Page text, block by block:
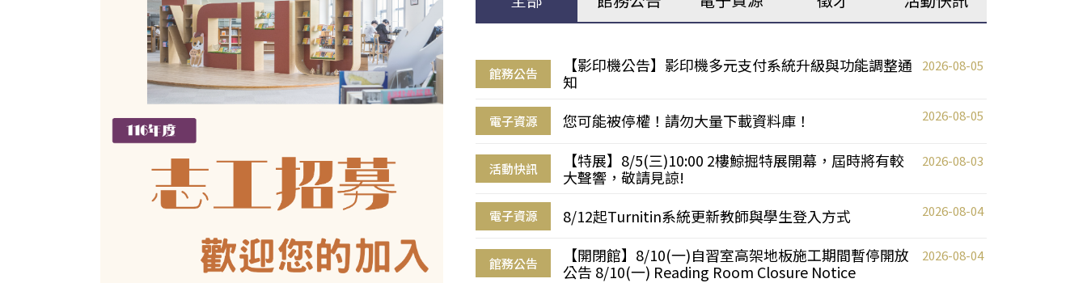
館務公告
【影印機公告】影印機多元支付系統升級與功能調整通
知
2026-08-05
電子資源 您可能被停權！請勿大量下載資料庫！ 2026-08-05
活動快訊
【特展】8/5(三)10:00 2樓鯨掘特展開幕，屆時將有較
大聲響，敬請見諒!
2026-08-03
電子資源 8/12起Turnitin系統更新教師與學生登入方式 2026-08-04
館務公告
【開閉館】8/10(一)自習室高架地板施工期間暫停開放
公告 8/10(一) Reading Room Closure Notice
2026-08-04